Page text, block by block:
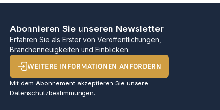
Abonnieren Sie unseren Newsletter
Erfahren Sie als Erster von Veröffentlichungen,
Branchenneuigkeiten und Einblicken.
WEITERE INFORMATIONEN ANFORDERN
Mit dem Abonnement akzeptieren Sie unsere
Datenschutzbestimmungen.